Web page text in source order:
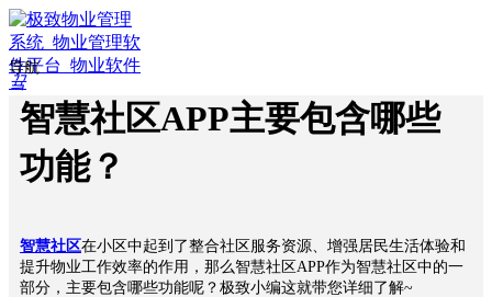
导航
끀
ꀇ
首
行
业
方
智慧社区APP主要包含哪些
功能？
智慧社区在小区中起到了整合社区服务资源、增强居民生活体验和
提升物业工作效率的作用，那么智慧社区APP作为智慧社区中的一
部分，主要包含哪些功能呢？极致小编这就带您详细了解~